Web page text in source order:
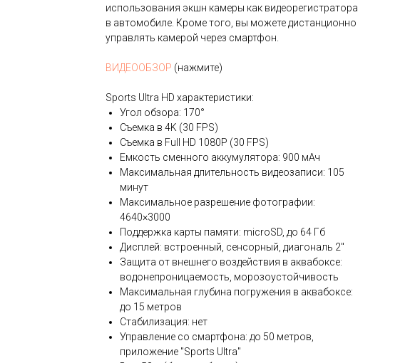
использования экшн камеры как видеорегистратора
в автомобиле. Кроме того, вы можете дистанционно
управлять камерой через смартфон.
ВИДЕООБЗОР (нажмите)
Sports Ultra HD характеристики:
Угол обзора: 170°
Съемка в 4K (30 FPS)
Съемка в Full HD 1080P (30 FPS)
Емкость сменного аккумулятора: 900 мАч
Максимальная длительность видеозаписи: 105
минут
Максимальное разрешение фотографии:
4640×3000
Поддержка карты памяти: microSD, до 64 Гб
Дисплей: встроенный, сенсорный, диагональ 2"
Защита от внешнего воздействия в аквабоксе:
водонепроницаемость, морозоустойчивость
Максимальная глубина погружения в аквабоксе:
до 15 метров
Стабилизация: нет
Управление со смартфона: до 50 метров,
приложение "Sports Ultra"